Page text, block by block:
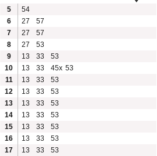
5
54
6
27
57
7
27
57
8
27
53
9
13 33
53
10
13 33 45x 53
11
13 33
53
12
13 33
53
13
13 33
53
14
13 33
53
15
13 33
53
16
13 33
53
17
13 33 53